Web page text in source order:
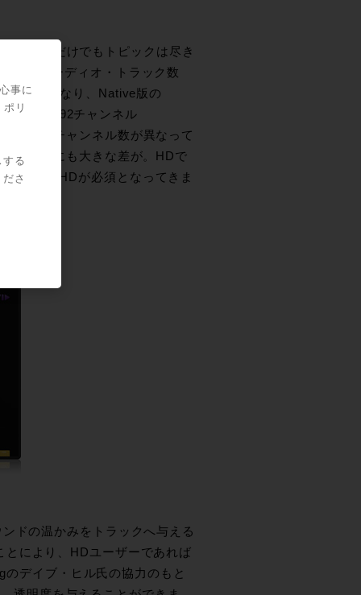
プしただけでもトピックは尽き
同時オーディオ・トラック数
192）となり、Native版の
と最大192チャンネル
大幅にチャンネル数が異なって
最大数にも大きな差が。HDで
やはりHDが必須となってきま
ドの温かみをトラックへ与える
により、HDユーザーであれば
デイブ・ヒル氏の協力のもと
事に
リ
る
さ